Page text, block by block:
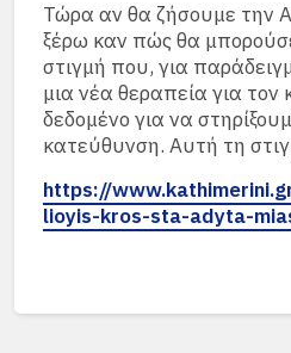
Τώρα αν θα ζήσουμε την
ξέρω καν πώς θα
στιγμή που, για
μια νέα θεραπεία για τον
δεδομένο για να
κατεύθυνση. Αυτή τη
https://
lioyis-kros-sta-adyta-